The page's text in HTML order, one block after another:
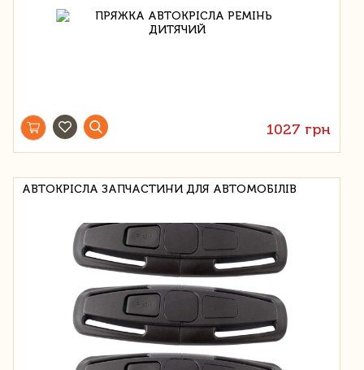
1027 грн
АВТОКРІСЛА ЗАПЧАСТИНИ ДЛЯ АВТОМОБІЛІВ